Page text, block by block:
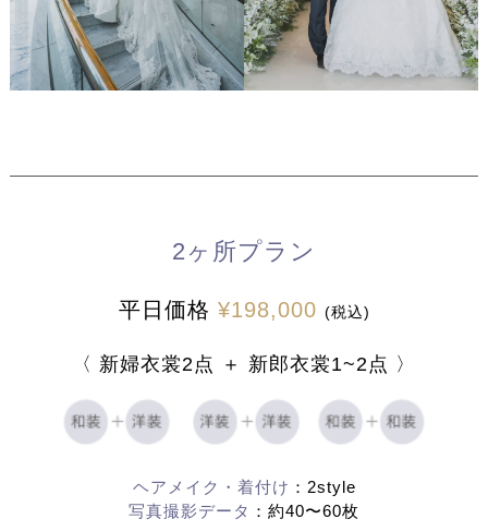
2ヶ所プラン
平日価格 ¥198,000 (税込)
〈 新婦衣裳2点 ＋ 新郎衣裳1~2点 〉
ヘアメイク・着付け ：2style
写真撮影データ ：約40〜60枚